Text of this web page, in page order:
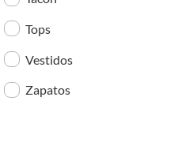
Tops
Vestidos
Zapatos